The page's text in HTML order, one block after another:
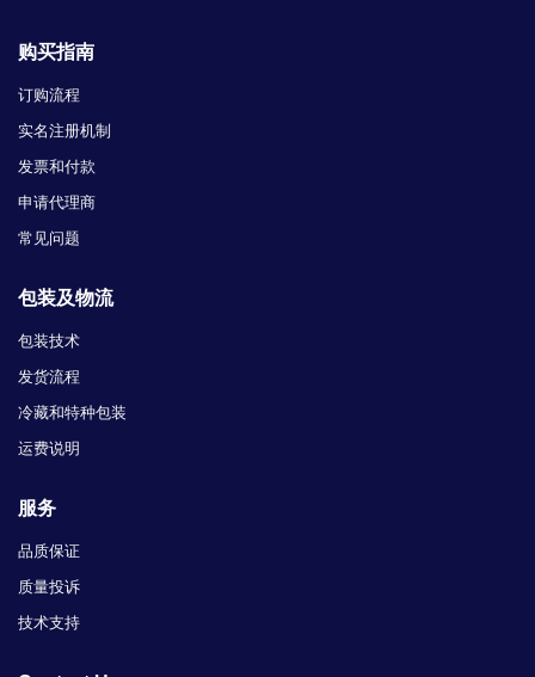
购买指南
订购流程
实名注册机制
发票和付款
申请代理商
常见问题
包装及物流
包装技术
发货流程
冷藏和特种包装
运费说明
服务
品质保证
质量投诉
技术支持